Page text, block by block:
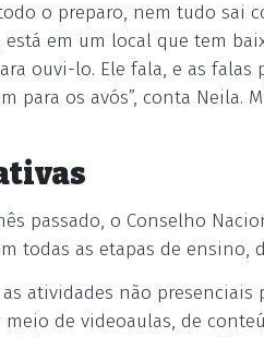
o preparo, nem tudo sai
está em um local que tem
ouvi-lo. Ele fala, e as
para os avós”, conta
passado, o Conselho
todas as etapas de
as atividades não
meio de videoaulas, de